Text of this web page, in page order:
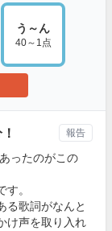
う～ん
40～1点
ったのがこの
。
る歌詞がなんと
け声を取り入れ
報告